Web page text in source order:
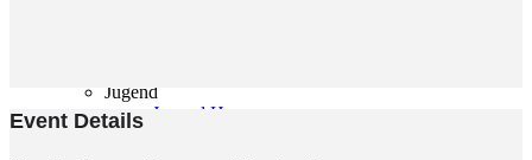
Jugend
Jugend Home
Event Details